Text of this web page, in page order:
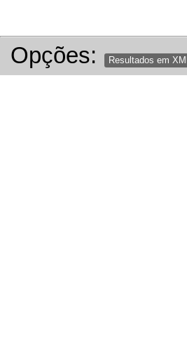
Opções: Resultados em XML